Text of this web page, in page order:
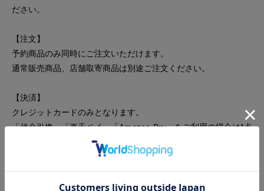
ださい。
【注文】
予約商品のみ同時にご注文いただけます。
通常販売商品、店舗取寄商品は別途ご注文ください。
【決済】
クレジットカードのみとなります。
「代金引換」「楽天ペイ」「Amazon Pay」をご利用の場合は1点
ずつご注文ください。
【発送】
商品ページの「予約する」ボタン左側にお届け目安が記載されて